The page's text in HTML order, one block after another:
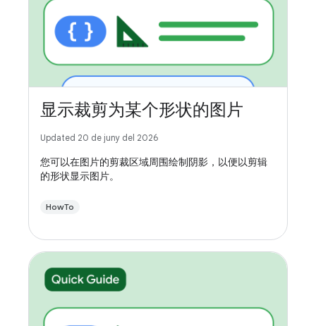
显示裁剪为某个形状的图片
Updated 20 de juny del 2026
您可以在图片的剪裁区域周围绘制阴影，以便以剪辑
的形状显示图片。
HowTo